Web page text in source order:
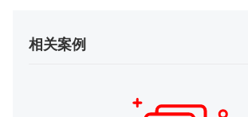
相关案例